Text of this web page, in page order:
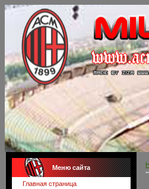
Меню сайта
Главная страница